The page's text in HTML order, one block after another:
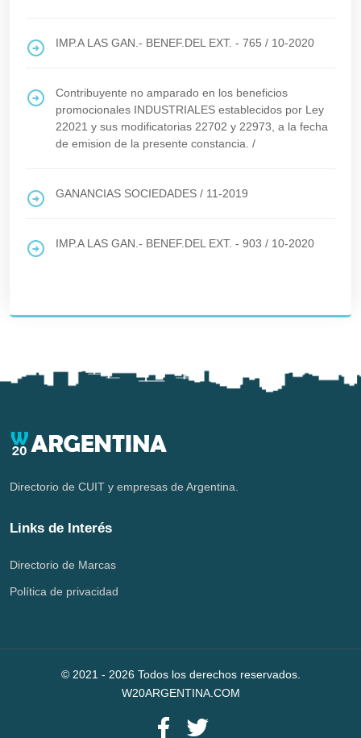
IMP.A LAS GAN.- BENEF.DEL EXT. - 765 / 10-2020
Contribuyente no amparado en los beneficios
promocionales INDUSTRIALES establecidos por Ley
22021 y sus modificatorias 22702 y 22973, a la fecha
de emision de la presente constancia. /
GANANCIAS SOCIEDADES / 11-2019
IMP.A LAS GAN.- BENEF.DEL EXT. - 903 / 10-2020
Directorio de CUIT y empresas de Argentina.
Links de Interés
Directorio de Marcas
Política de privacidad
© 2021 - 2026 Todos los derechos reservados.
W20ARGENTINA.COM